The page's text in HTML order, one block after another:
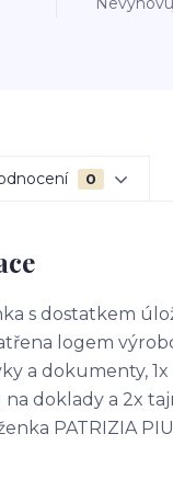
0
s dostatkem
logem
a dokumenty,
doklady a 2x
PATRIZIA